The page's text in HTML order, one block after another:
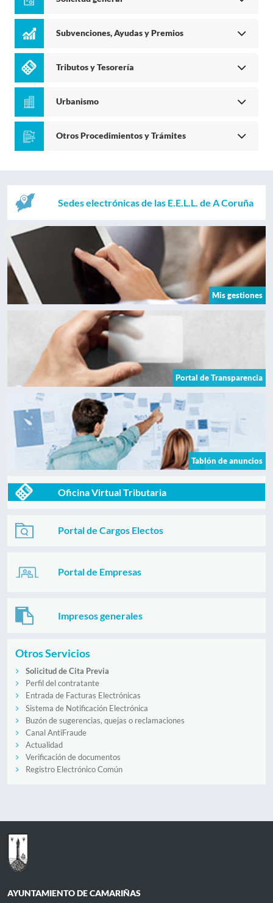
Subvenciones, Ayudas y Premios
Tributos y Tesorería
Urbanismo
Otros Procedimientos y Trámites
Sedes electrónicas de las E.E.L.L. de A Coruña
Mis gestiones
Portal de Transparencia
Tablón de anuncios
Oficina Virtual Tributaria
Portal de Cargos Electos
Portal de Empresas
Impresos generales
Otros Servicios
Solicitud de Cita Previa
Perfil del contratante
Entrada de Facturas Electrónicas
Sistema de Notificación Electrónica
Buzón de sugerencias, quejas o reclamaciones
Canal AntiFraude
Actualidad
Verificación de documentos
Registro Electrónico Común
AYUNTAMIENTO DE CAMARIÑAS